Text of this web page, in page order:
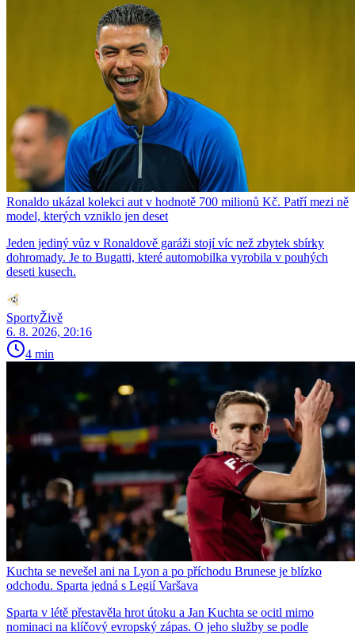
Ronaldo ukázal kolekci aut v hodnotě 700 milionů Kč. Patří mezi ně
model, kterých vzniklo jen deset
Jeden jediný vůz v Ronaldově garáži stojí víc než zbytek sbírky
dohromady. Je to Bugatti, které automobilka vyrobila v pouhých
deseti kusech.
SportyŽivě
6. 8. 2026, 20:16
4 min
Kuchta se nevešel ani na Lyon a po příchodu Brunese je blízko
odchodu. Sparta jedná s Legií Varšava
Sparta v létě přestavěla hrot útoku a Jan Kuchta se ocitl mimo
nominaci na klíčový evropský zápas. O jeho služby se podle